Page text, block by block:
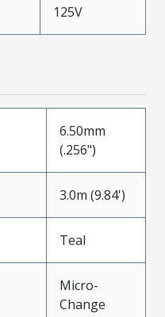
125V
6.50mm
(.256")
3.0m (9.84')
Teal
Micro-
Change